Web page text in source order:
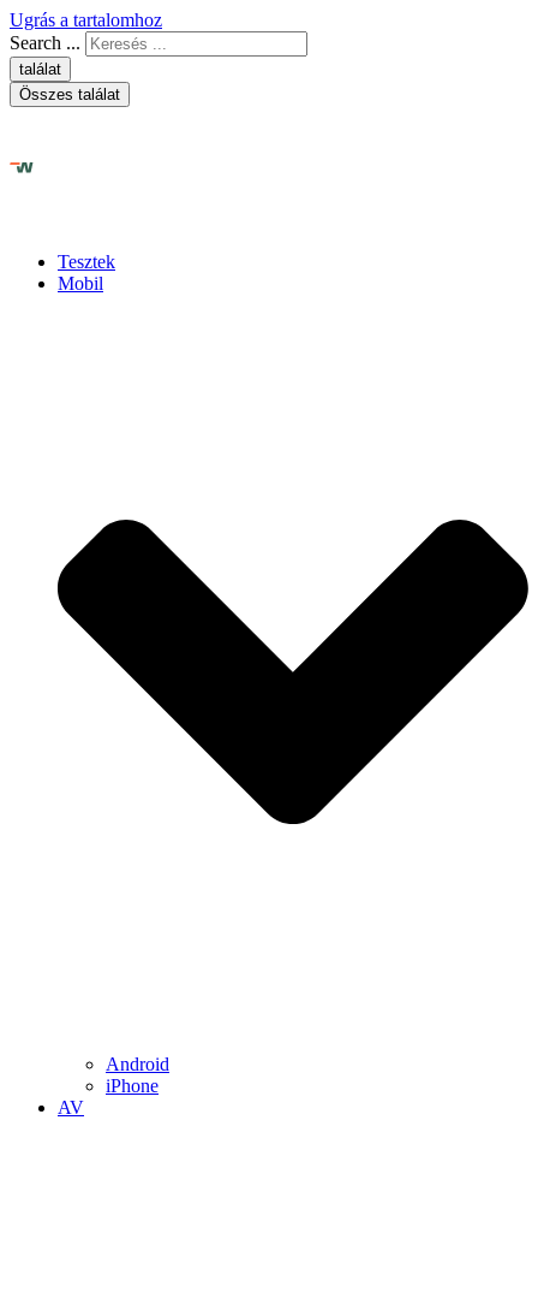
Ugrás a tartalomhoz
Search ...
találat
Összes találat
Tesztek
Mobil
Android
iPhone
AV